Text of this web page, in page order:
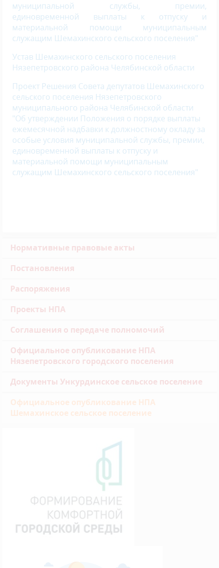
муниципальной службы, премии,
единовременной выплаты к отпуску и
материальной помощи муниципальным
служащим Шемахинского сельского поселения"
Устав Шемахинского сельского поселения
Нязепетровского района Челябинской области
Проект Решения Совета депутатов Шемахинского
сельского поселения Нязепетровского
муниципального района Челябинской области
"Об утверждении Положения о порядке выплаты
ежемесячной надбавки к должностному окладу за
особые условия муниципальной службы, премии,
единовременной выплаты к отпуску и
материальной помощи муниципальным
служащим Шемахинского сельского поселения"
Нормативные правовые акты
Постановления
Распоряжения
Проекты НПА
Соглашения о передаче полномочий
Официальное опубликование НПА
Нязепетровского городского поселения
Документы Ункурдинское сельское поселение
Официальное опубликование НПА
Шемахинское сельское поселение